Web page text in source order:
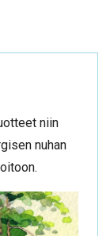
niin
nuhan